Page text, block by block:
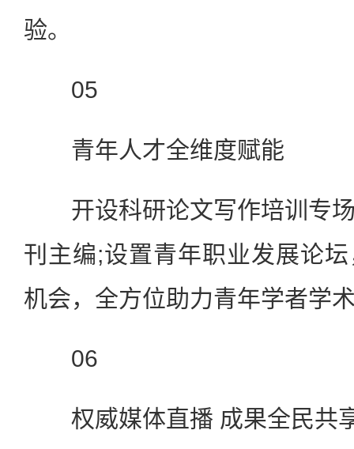
验。
05
青年人才全维度赋能
开设科研论文写作培训专场
刊主编;设置青年职业发展论
机会，全方位助力青年学者学
06
权威媒体直播 成果全民共